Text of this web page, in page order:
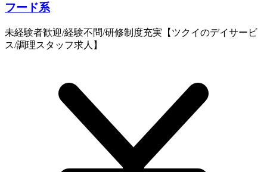
フード系
未経験者歓迎/経験不問/研修制度充実【ツクイのデイサービ
ス/調理スタッフ求人】